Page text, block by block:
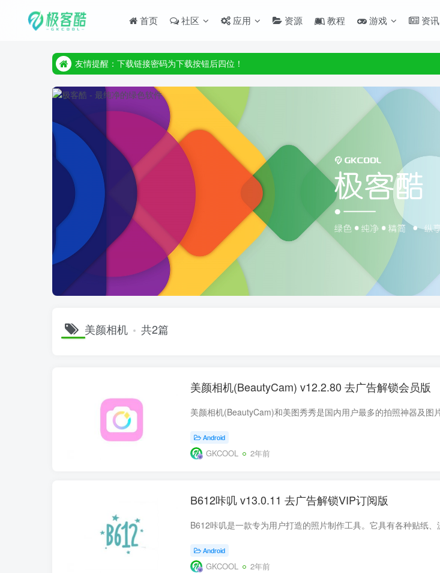
首页 社区 应用 资源 教程 游戏 资讯
友情提醒：下载链接密码为下载按钮后四位！
友情提醒：下载链接密码为下载按钮后四位！
美颜相机 共2篇
美颜相机(BeautyCam) v12.2.80 去广告解锁会员版
Android
GKCOOL 2年前
B612咔叽 v13.0.11 去广告解锁VIP订阅版
Android
GKCOOL 2年前